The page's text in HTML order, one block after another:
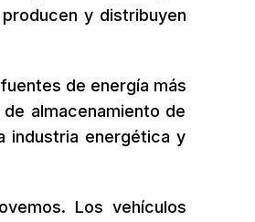
y distribuyen
de energía más
almacenamiento de
industria energética y
Los vehículos